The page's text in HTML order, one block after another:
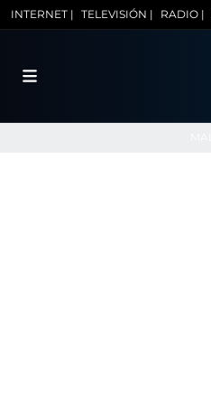
INTERNET | TELEVISIÓN | RADIO |